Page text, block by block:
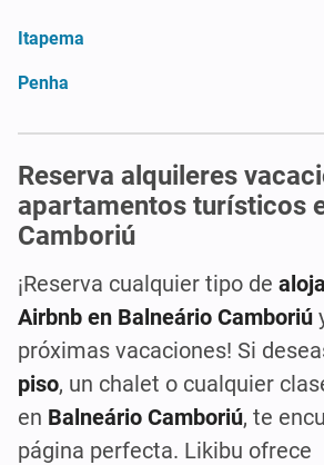
Itapema
Penha
Reserva alquileres
apartamentos turísticos
Camboriú
¡Reserva cualquier tipo de
Airbnb en Balneário Camboriú
próximas vacaciones! Si
piso, un chalet o cualquier
en Balneário Camboriú, te
página perfecta. Likibu ofrece